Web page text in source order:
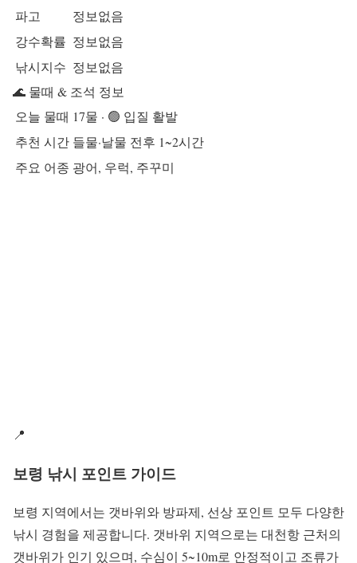
파고
정보없음
강수확률 정보없음
낚시지수 정보없음
🌊 물때 & 조석 정보
오늘 물때 17물 · 🟢 입질 활발
추천 시간 들물·날물 전후 1~2시간
주요 어종 광어, 우럭, 주꾸미
📍
보령 낚시 포인트 가이드
보령 지역에서는 갯바위와 방파제, 선상 포인트 모두 다양한
낚시 경험을 제공합니다. 갯바위 지역으로는 대천항 근처의
갯바위가 인기 있으며, 수심이 5~10m로 안정적이고 조류가